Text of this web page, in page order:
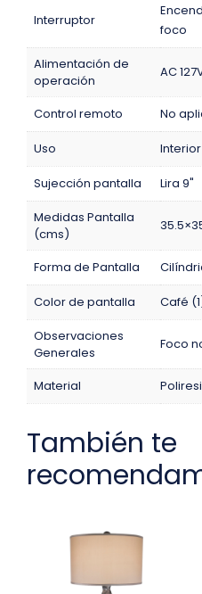
Interruptor
foco
Alimentación de
operación
AC
Control remoto No
Uso Interior
Sujección pantalla
Lira 9"
Medidas Pantalla
(cms)
Forma de Pantalla
Color de pantalla
Café
Observaciones
Generales
Foco
Material
También te